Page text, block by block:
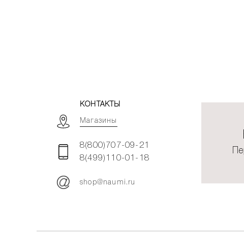
КОНТАКТЫ
Магазины
8(800)707-09-21
8(499)110-01-18
shop@naumi.ru